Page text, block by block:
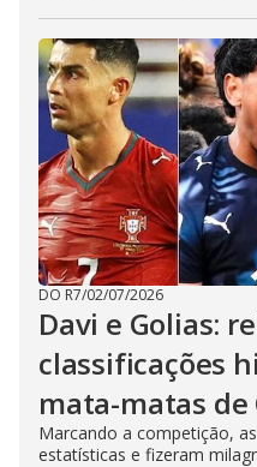
DO R7/02/07/2026
Davi e Golias:
classificações
mata-matas de
Marcando a competição,
estatísticas e fizeram